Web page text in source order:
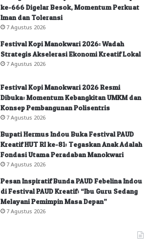
ke-666 Digelar Besok, Momentum Perkuat
Iman dan Toleransi
7 Agustus 2026
Festival Kopi Manokwari 2026: Wadah
Strategis Akselerasi Ekonomi Kreatif Lokal
7 Agustus 2026
Festival Kopi Manokwari 2026 Resmi
Dibuka: Momentum Kebangkitan UMKM dan
Konsep Pembangunan Polisentris
7 Agustus 2026
Bupati Hermus Indou Buka Festival PAUD
Kreatif HUT RI ke-81: Tegaskan Anak Adalah
Fondasi Utama Peradaban Manokwari
7 Agustus 2026
Pesan Inspiratif Bunda PAUD Febelina Indou
di Festival PAUD Kreatif: “Ibu Guru Sedang
Melayani Pemimpin Masa Depan”
7 Agustus 2026